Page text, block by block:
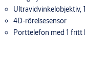
Ultravidvinkelobjektiv,
4D-rörelsesensor
Porttelefon med 1 fritt